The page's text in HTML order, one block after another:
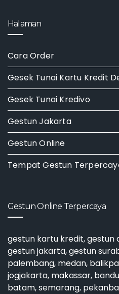
Halaman
Cara Order
Gesek Tunai Kartu Kredit
Gesek Tunai Kredivo
Gestun Jakarta
Gestun Online
Tempat Gestun
Gestun Online Terpercaya
gestun kartu kredit,gestun
gestun jakarta,gestun
palembang, medan,
jogjakarta, makassar,
batam, semarang,